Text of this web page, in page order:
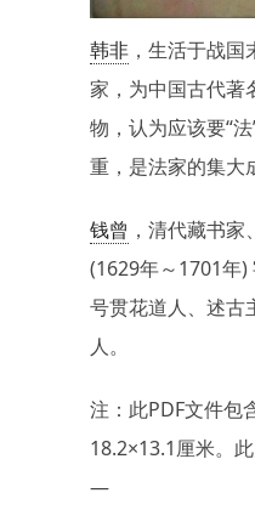
韩非 ，生活于战
家，为中国古代著
物，认为应该要“法
重，是法家的集大
钱曾 ，清代藏书
(1629年～1701年)
号贯花道人、述古
人。
注：此PDF文件包
18.2×13.1厘米。
—